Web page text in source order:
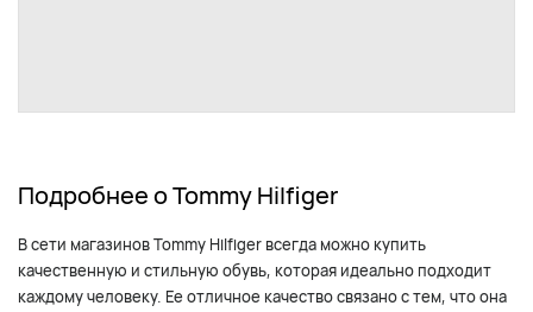
Подробнее о Tommy Hilfiger
В сети магазинов Tommy Hilfiger всегда можно купить
качественную и стильную обувь, которая идеально подходит
каждому человеку. Ее отличное качество связано с тем, что она